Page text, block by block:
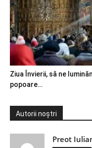
Ziua Învierii, să ne
popoare…
Autorii noștri
Preot